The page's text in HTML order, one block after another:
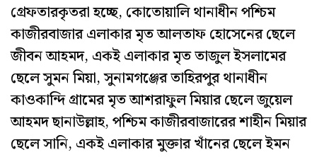
গ্রেফতারকৃতরা হচ্ছে, কোতোয়ালি থানাধীন পশ্চিম
কাজীরবাজার এলাকার মৃত আলতাফ হোসেনের ছেলে
জীবন আহমদ, একই এলাকার মৃত তাজুল ইসলামের
ছেলে সুমন মিয়া, সুনামগঞ্জের তাহিরপুর থানাধীন
কাওকান্দি গ্রামের মৃত আশরাফুল মিয়ার ছেলে জুয়েল
আহমদ ছানাউল্লাহ, পশ্চিম কাজীরবাজারের শাহীন মিয়ার
ছেলে সানি, একই এলাকার মুক্তার খাঁনের ছেলে ইমন